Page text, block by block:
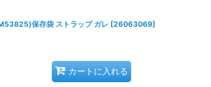
保存袋 ストラップ ガレ [26063069]
カートに入れる